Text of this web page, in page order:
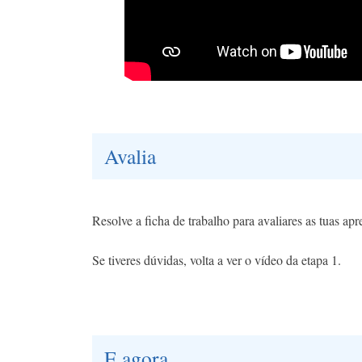
Avalia
Resolve a ficha de trabalho para avaliares as tuas
Se tiveres dúvidas, volta a ver o vídeo da etapa 1.